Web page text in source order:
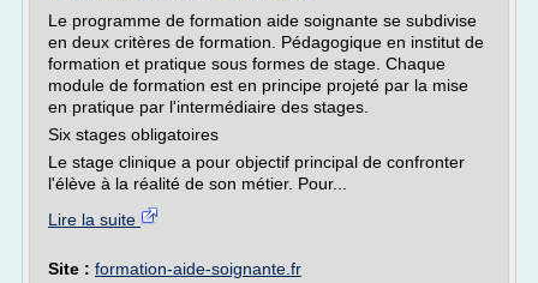
Le programme de formation aide soignante se subdivise
en deux critères de formation. Pédagogique en institut de
formation et pratique sous formes de stage. Chaque
module de formation est en principe projeté par la mise
en pratique par l'intermédiaire des stages.
Six stages obligatoires
Le stage clinique a pour objectif principal de confronter
l'élève à la réalité de son métier. Pour...
Lire la suite
Site : formation-aide-soignante.fr